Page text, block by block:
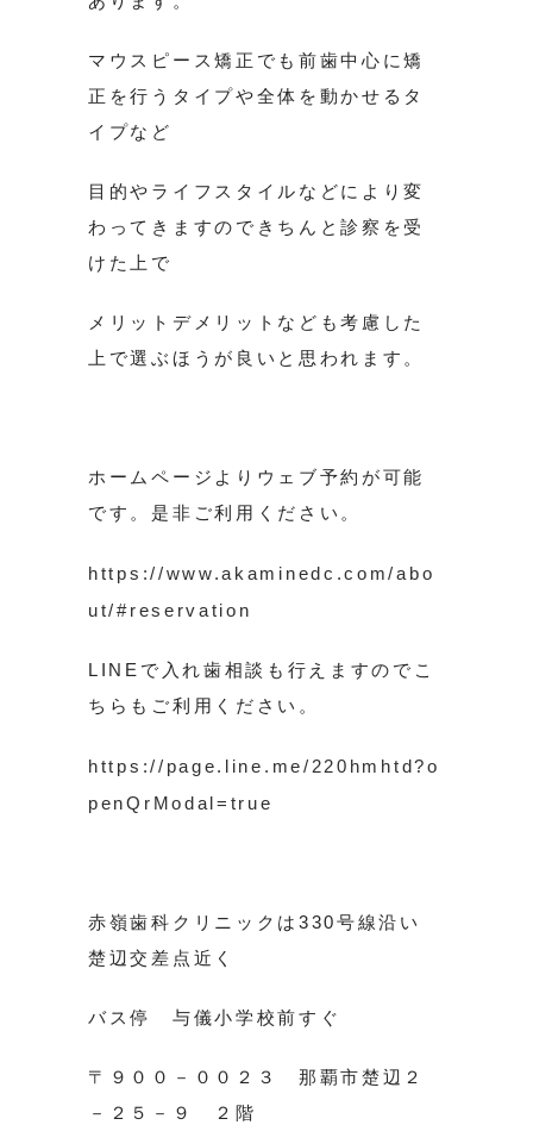
マウスピース矯正でも前歯中心に矯
正を行うタイプや全体を動かせるタ
イプなど
目的やライフスタイルなどにより変
わってきますのできちんと診察を受
けた上で
メリットデメリットなども考慮した
上で選ぶほうが良いと思われます。
ホームページよりウェブ予約が可能
です。是非ご利用ください。
https://www.akaminedc.com/abo
ut/#reservation
LINEで入れ歯相談も行えますのでこ
ちらもご利用ください。
https://page.line.me/220hmhtd?o
penQrModal=true
赤嶺歯科クリニックは330号線沿い
楚辺交差点近く
バス停 与儀小学校前すぐ
〒９００－００２３ 那覇市楚辺２
－２５－９ ２階